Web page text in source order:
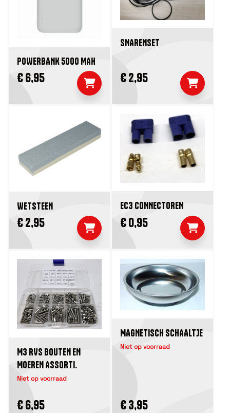
POWERBANK 5000 MAH
€ 6,95
SNARENSET
€ 2,95
WETSTEEN
€ 2,95
EC3 CONNECTOREN
€ 0,95
M3 RVS BOUTEN EN
MOEREN ASSORTI.
Niet op voorraad
€ 6,95
MAGNETISCH SCHAALTJE
Niet op voorraad
€ 3,95